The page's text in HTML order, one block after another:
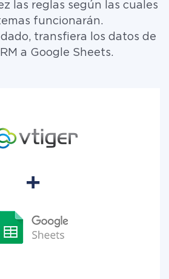
las reglas según las cuales
funcionarán.
transfiera los datos de
a Google Sheets.